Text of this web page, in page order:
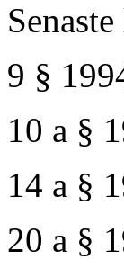
9 §
10 a §
14 a §
20 a §